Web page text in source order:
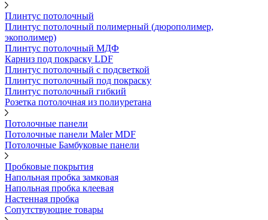
Плинтус потолочный
Плинтус потолочный полимерный (дюрополимер,
экополимер)
Плинтус потолочный МДФ
Карниз под покраску LDF
Плинтус потолочный с подсветкой
Плинтус потолочный под покраску
Плинтус потолочный гибкий
Розетка потолочная из полиуретана
Потолочные панели
Потолочные панели Maler MDF
Потолочные Бамбуковые панели
Пробковые покрытия
Напольная пробка замковая
Напольная пробка клеевая
Настенная пробка
Сопутствующие товары